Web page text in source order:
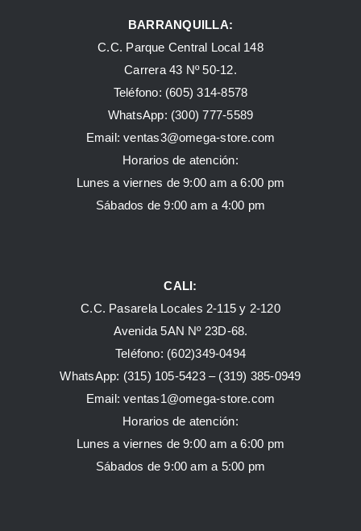
BARRANQUILLA:
C.C. Parque Central Local 148
Carrera 43 Nº 50-12.
Teléfono: (605) 314-8578
WhatsApp: (300) 777-5589
Email: ventas3@omega-store.com
Horarios de atención:
Lunes a viernes de 9:00 am a 6:00 pm
Sábados de 9:00 am a 4:00 pm
CALI:
C.C. Pasarela Locales 2-115 y 2-120
Avenida 5AN Nº 23D-68.
Teléfono: (602)349-0494
WhatsApp: (315) 105-5423 – (319) 385-0949
Email:ventas1@omega-store.com
Horarios de atención:
Lunes a viernes de 9:00 am a 6:00 pm
Sábados de 9:00 am a 5:00 pm